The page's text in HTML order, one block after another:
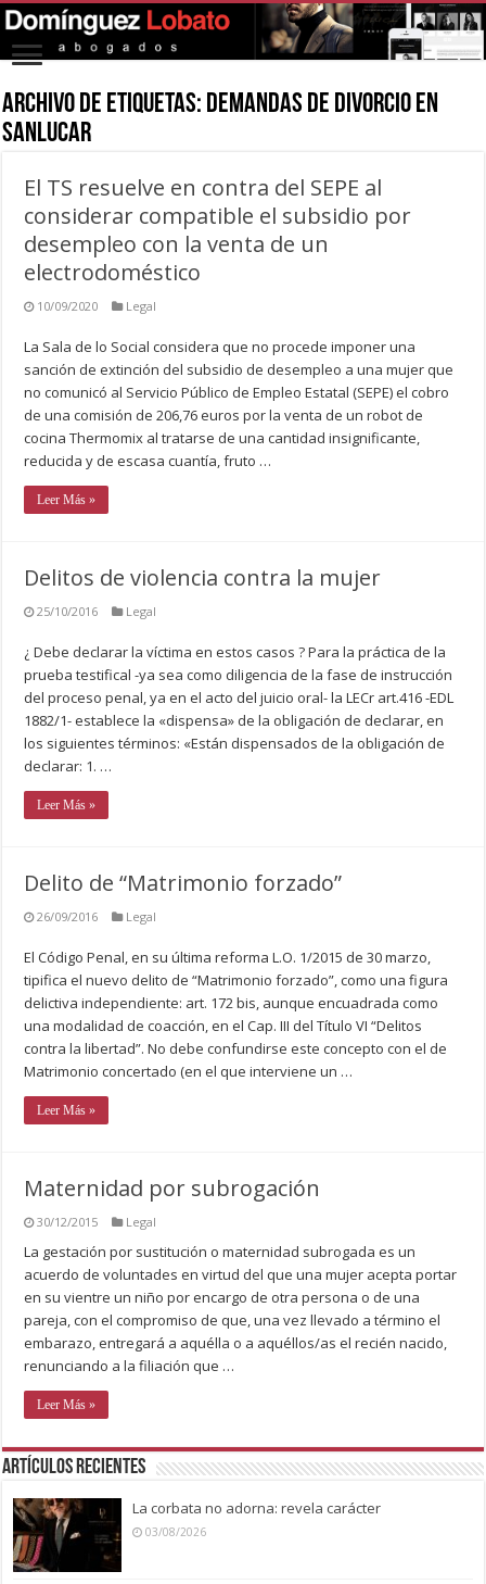
Archivo de Etiquetas: demandas de divorcio en
sanlucar
El TS resuelve en contra del SEPE al
considerar compatible el subsidio por
desempleo con la venta de un
electrodoméstico
10/09/2020 Legal
La Sala de lo Social considera que no procede imponer una
sanción de extinción del subsidio de desempleo a una mujer que
no comunicó al Servicio Público de Empleo Estatal (SEPE) el cobro
de una comisión de 206,76 euros por la venta de un robot de
cocina Thermomix al tratarse de una cantidad insignificante,
reducida y de escasa cuantía, fruto …
Leer Más »
Delitos de violencia contra la mujer
25/10/2016 Legal
¿ Debe declarar la víctima en estos casos ? Para la práctica de la
prueba testifical -ya sea como diligencia de la fase de instrucción
del proceso penal, ya en el acto del juicio oral- la LECr art.416 -EDL
1882/1- establece la «dispensa» de la obligación de declarar, en
los siguientes términos: «Están dispensados de la obligación de
declarar: 1. …
Leer Más »
Delito de “Matrimonio forzado”
26/09/2016 Legal
El Código Penal, en su última reforma L.O. 1/2015 de 30 marzo,
tipifica el nuevo delito de “Matrimonio forzado”, como una figura
delictiva independiente: art. 172 bis, aunque encuadrada como
una modalidad de coacción, en el Cap. III del Título VI “Delitos
contra la libertad”. No debe confundirse este concepto con el de
Matrimonio concertado (en el que interviene un …
Leer Más »
Maternidad por subrogación
30/12/2015 Legal
La gestación por sustitución o maternidad subrogada es un
acuerdo de voluntades en virtud del que una mujer acepta portar
en su vientre un niño por encargo de otra persona o de una
pareja, con el compromiso de que, una vez llevado a término el
embarazo, entregará a aquélla o a aquéllos/as el recién nacido,
renunciando a la filiación que …
Leer Más »
Artículos recientes
La corbata no adorna: revela carácter
03/08/2026